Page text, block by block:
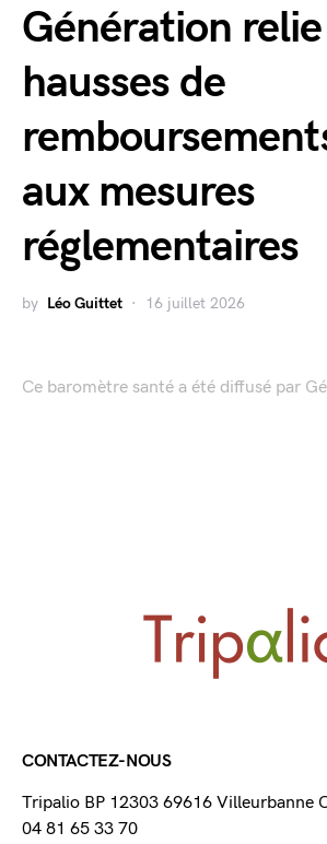
Génération
hausses de
aux mesures
réglementaires
by Léo Guittet 16 juillet 2026
Ce baromètre santé a été diffusé par
CONTACTEZ-NOUS
Tripalio BP 12303 69616 Villeurbanne
04 81 65 33 70